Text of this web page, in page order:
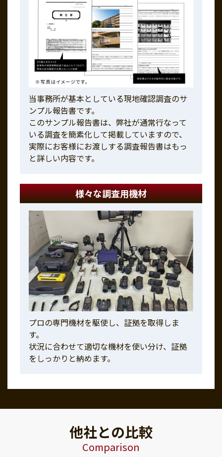
当事務所が基本としている現地確認調査のサ
ンプル報告書です。
このサンプル報告書は、弊社が通常行なって
いる調査を簡素化して掲載していますので、
実際にお客様にお渡しする調査報告書はもっ
と詳しい内容です。
様々な調査用機材
プロの専門機材を駆使し、証拠を取得しま
す。
状況に合わせて適切な機材を使い分け、証拠
をしっかりと納めます。
他社との比較
Comparison